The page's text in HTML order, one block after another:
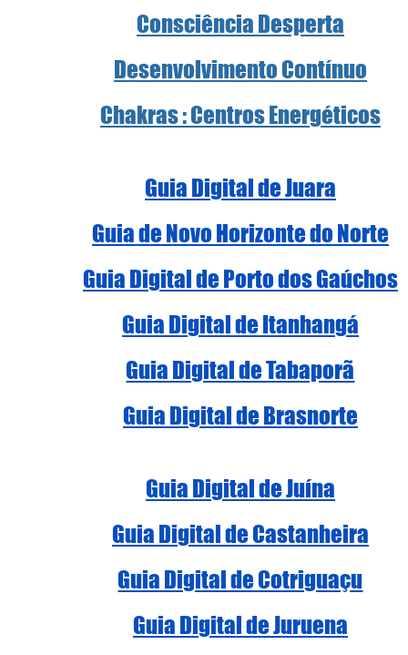
Consciência Desperta
Desenvolvimento Contínuo
Chakras : Centros Energéticos
Guia Digital de Juara
Guia de Novo Horizonte do Norte
Guia Digital de Porto dos Gaúchos
Guia Digital de Itanhangá
Guia Digital de Tabaporã
Guia Digital de Brasnorte
Guia Digital de Juína
Guia Digital de Castanheira
Guia Digital de Cotriguaçu
Guia Digital de Juruena